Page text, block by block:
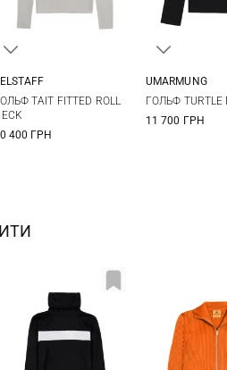
TAIT FITTED ROLL
400 ГРН
UMARMUNG
ГОЛЬФ TURTLE
11 700 ГРН